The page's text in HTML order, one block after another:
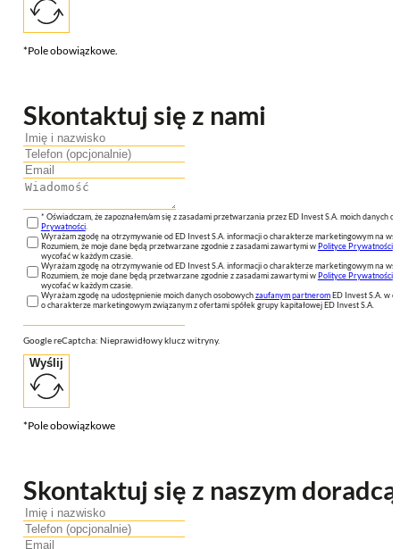
*Pole obowiązkowe.
Skontaktuj się z nami
* Oświadczam, że zapoznałem/am się z zasadami przetwarzania przez ED Invest S.A. moich danych
Prywatności.
Wyrażam zgodę na otrzymywanie od ED Invest S.A. informacji o charakterze marketingowym na
Rozumiem, że moje dane będą przetwarzane zgodnie z zasadami zawartymi wPolityce Prywatności
wycofać w każdym czasie.
Wyrażam zgodę na otrzymywanie od ED Invest S.A. informacji o charakterze marketingowym na
Rozumiem, że moje dane będą przetwarzane zgodnie z zasadami zawartymi wPolityce Prywatności
wycofać w każdym czasie.
Wyrażam zgodę na udostępnienie moich danych osobowychzaufanym partneromED Invest S.A. w
o charakterze marketingowym związanym z ofertami spółek grupy kapitałowej ED Invest S.A.
Google reCaptcha: Nieprawidłowy klucz witryny.
Wyślij
*Pole obowiązkowe
Skontaktuj się z naszym doradcą